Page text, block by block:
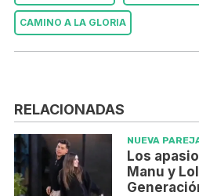
CAMINO A LA GLORIA
RELACIONADAS
NUEVA
Los
Manu y